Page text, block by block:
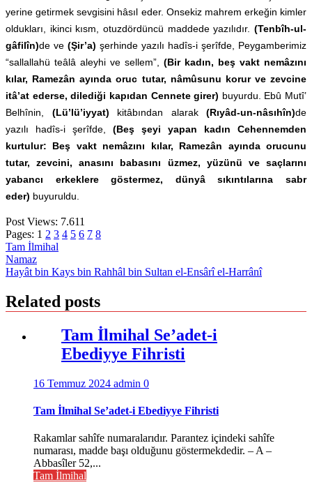
yerine getirmek sevgisini hâsıl eder. Onsekiz mahrem erkeğin kimler
oldukları, ikinci kısm, otuzdördüncü maddede yazılıdır. (Tenbîh-ul-
gâfilîn)de ve (Şir’a) şerhinde yazılı hadîs-i şerîfde, Peygamberimiz
“sallallahü teâlâ aleyhi ve sellem”, (Bir kadın, beş vakt nemâzını
kılar, Ramezân ayında oruc tutar, nâmûsunu korur ve zevcine
itâ’at ederse, dilediği kapıdan Cennete girer) buyurdu. Ebû Mutî’
Belhînin, (Lü’lü’iyyat) kitâbından alarak (Rıyâd-un-nâsıhîn)de
yazılı hadîs-i şerîfde, (Beş şeyi yapan kadın Cehennemden
kurtulur: Beş vakt nemâzını kılar, Ramezân ayında orucunu
tutar, zevcini, anasını babasını üzmez, yüzünü ve saçlarını
yabancı erkeklere göstermez, dünyâ sıkıntılarına sabr
eder) buyuruldu.
Post Views: 7.611
Pages: 1 2 3 4 5 6 7 8
Tam İlmihal
Yazı
gezinmesi
Namaz
Hayât bin Kays bin Rahhâl bin Sultan el-Ensârî el-Harrânî
Related posts
Tam İlmihal Se’adet-i
Ebediyye Fihristi
16 Temmuz 2024 admin 0
Tam İlmihal Se’adet-i Ebediyye Fihristi
Rakamlar sahîfe numaralarıdır. Parantez içindeki sahîfe
numarası, madde başı olduğunu göstermekdedir. – A –
Abbasîler 52,...
Tam İlmihal